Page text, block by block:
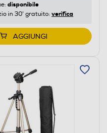
disponibile
in 30' gratuito: verifica
AGGIUNGI